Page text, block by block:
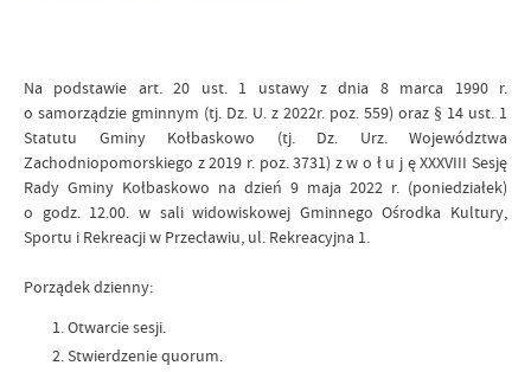
Na podstawie art. 20 ust. 1 ustawy z dnia 8 marca 1990 r.
o samorządzie gminnym (tj. Dz. U. z 2022r. poz. 559) oraz § 14 ust. 1
Statutu Gminy Kołbaskowo (tj. Dz. Urz. Województwa
Zachodniopomorskiego z 2019 r. poz. 3731) z w o ł u j ę XXXVIII Sesję
Rady Gminy Kołbaskowo na dzień 9 maja 2022 r. (poniedziałek)
o godz. 12.00. w sali widowiskowej Gminnego Ośrodka Kultury,
Sportu i Rekreacji w Przecławiu, ul. Rekreacyjna 1.
Porządek dzienny:
Otwarcie sesji.
Stwierdzenie quorum.